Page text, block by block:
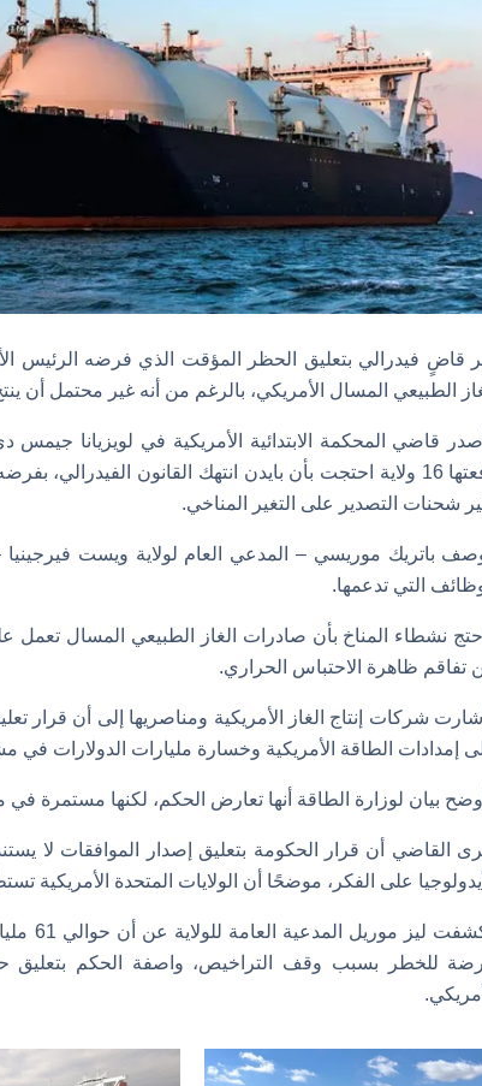
قاضٍ فيدرالي بتعليق الحظر المؤقت الذي فرضه الرئيس
الطبيعي المسال الأمريكي، بالرغم من أنه غير محتمل أن
قاضي المحكمة الابتدائية الأمريكية في لويزيانا جيمس
رفعتها 16 ولاية احتجت بأن بايدن انتهك القانون
شحنات التصدير على التغير المناخي.
باتريك موريسي – المدعي العام لولاية ويست فيرجينيا –
التي تدعمها.
نشطاء المناخ بأن صادرات الغاز الطبيعي المسال تعمل
تفاقم ظاهرة الاحتباس الحراري.
شركات إنتاج الغاز الأمريكية ومناصريها إلى أن قرار
إمدادات الطاقة الأمريكية وخسارة مليارات الدولارات
بيان لوزارة الطاقة أنها تعارض الحكم، لكنها مستمرة في
القاضي أن قرار الحكومة بتعليق إصدار الموافقات لا
على الفكر، موضحًا أن الولايات المتحدة الأمريكية
وكشفت
للخطر بسبب وقف التراخيص، واصفة الحكم بتعليق